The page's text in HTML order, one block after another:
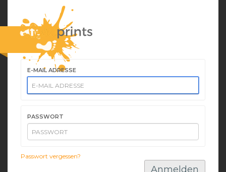
E-MAIL ADRESSE
PASSWORT
Passwort vergessen?
Anmelden